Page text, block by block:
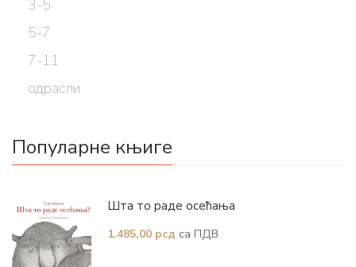
3-5
5-7
7-11
одрасли
Популарне књиге
Шта то раде осећања
1.485,00 рсд са ПДВ